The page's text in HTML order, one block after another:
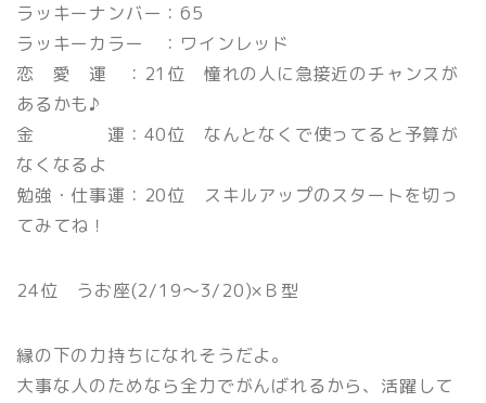
ラッキーナンバー：65
ラッキーカラー ：ワインレッド
恋 愛 運 ：21位 憧れの人に急接近のチャンスが
あるかも♪
金 運：40位 なんとなくで使ってると予算が
なくなるよ
勉強・仕事運：20位 スキルアップのスタートを切っ
てみてね！
24位 うお座(2/19〜3/20)×Ｂ型
縁の下の力持ちになれそうだよ。
大事な人のためなら全力でがんばれるから、活躍して